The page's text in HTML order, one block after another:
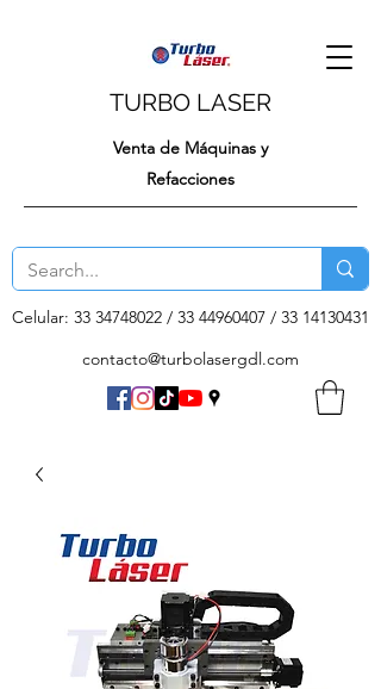
TURBO LASER
Venta de Máquinas y
Refacciones
Celular: 33 34748022 / 33 44960407 / 33 14130431
contacto@turbolasergdl.com